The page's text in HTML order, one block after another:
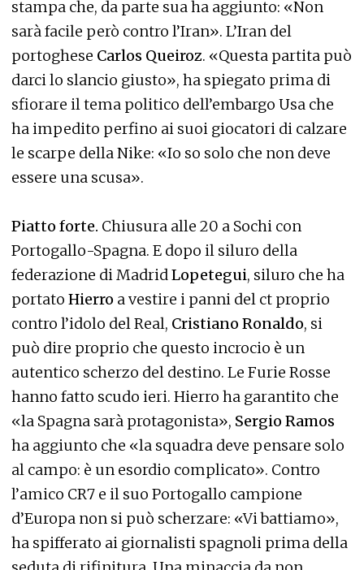
stampa che, da parte sua ha aggiunto: «Non
sarà facile però contro l’Iran». L’Iran del
portoghese Carlos Queiroz. «Questa partita può
darci lo slancio giusto», ha spiegato prima di
sfiorare il tema politico dell’embargo Usa che
ha impedito perfino ai suoi giocatori di calzare
le scarpe della Nike: «Io so solo che non deve
essere una scusa».
Piatto forte. Chiusura alle 20 a Sochi con
Portogallo-Spagna. E dopo il siluro della
federazione di MadridLopetegui, siluro che ha
portato Hierro a vestire i panni del ct proprio
contro l’idolo del Real, Cristiano Ronaldo, si
può dire proprio che questo incrocio è un
autentico scherzo del destino. Le Furie Rosse
hanno fatto scudo ieri. Hierro ha garantito che
«la Spagna sarà protagonista», Sergio Ramos
ha aggiunto che «la squadra deve pensare solo
al campo: è un esordio complicato». Contro
l’amico CR7 e il suo Portogallo campione
d’Europa non si può scherzare: «Vi battiamo»,
ha spifferato ai giornalisti spagnoli prima della